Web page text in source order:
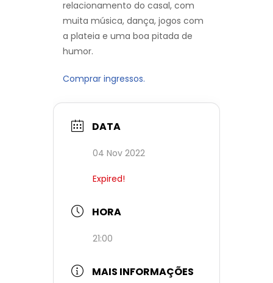
relacionamento do casal, com
muita música, dança, jogos com
a plateia e uma boa pitada de
humor.
Comprar ingressos.
DATA
04 Nov 2022
Expired!
HORA
21:00
MAIS INFORMAÇÕES